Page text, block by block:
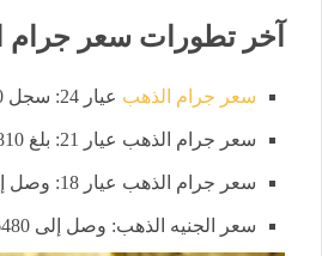
آخر تطورات سعر جرام
سعر جرام الذهب عيار 24: سجل 6640 جنيهًا للبيع.
سعر جرام الذهب عيار 21: بلغ 5810 جنيهات للبيع.
سعر جرام الذهب عيار 18: وصل إلى 4980 جنيهًا للبيع.
سعر الجنيه الذهب: وصل إلى 46480 جنيهًا للبيع.